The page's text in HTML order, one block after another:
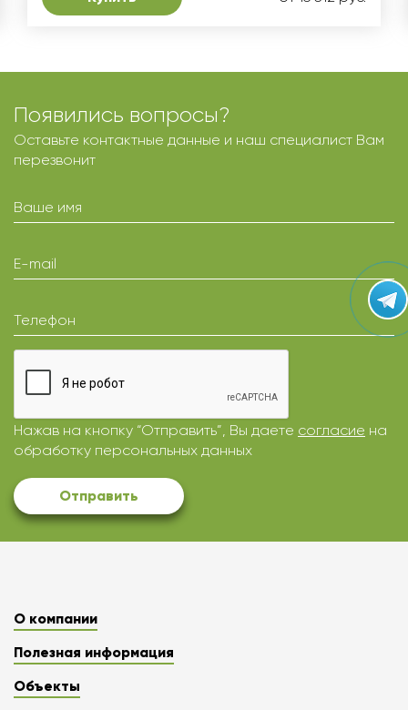
Появились вопросы?
Оставьте контактные данные и наш специалист Вам
перезвонит
Ваше имя
E-mail
Телефон
Нажав на кнопку “Отправить”, Вы даете согласие на
обработку персональных данных
Отправить
О компании
Полезная информация
Объекты